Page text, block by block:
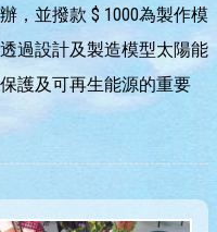
，並撥款 $ 1000為製作模
過設計及製造模型太陽能
護及可再生能源的重要